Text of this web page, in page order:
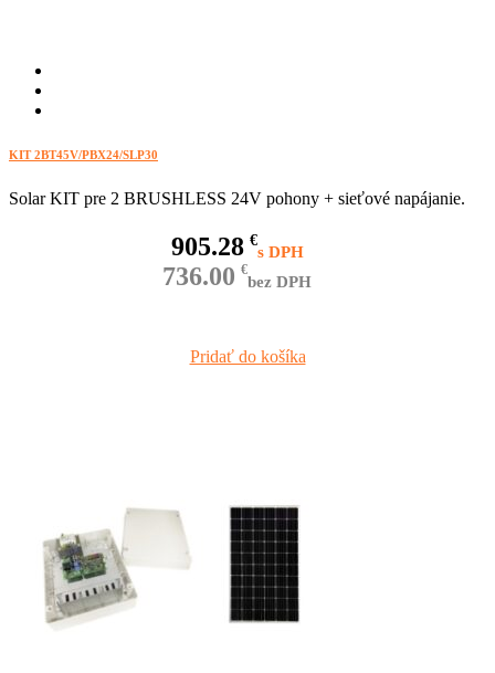
KIT 2BT45V/PBX24/SLP30
Solar KIT pre 2 BRUSHLESS 24V pohony + sieťové napájanie.
€
905.28
€
736.00 bez DPH
Pridať do košíka